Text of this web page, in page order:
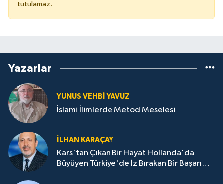
tutulamaz.
Yazarlar
YUNUS VEHBI YAVUZ
İslami İlimlerde Metod Meselesi
İLHAN KARAÇAY
Kars'tan Çıkan Bir Hayat Hollanda'da
Büyüyen Türkiye'de İz Bırakan Bir Başarı